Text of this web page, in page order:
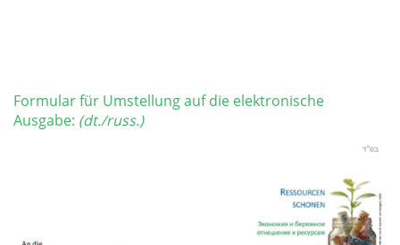
Formular für Umstellung auf die elektronische
Ausgabe: (dt./russ.)